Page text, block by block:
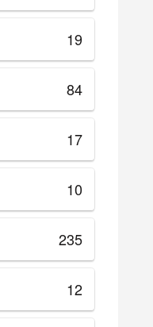
19
84
17
10
235
12